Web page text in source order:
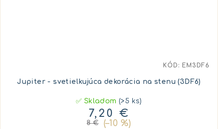
Jupiter - svetielkujúca dekorácia na stenu (3DF6)
✅ Skladom(>5 ks)
7,20 €
8 € (–10 %)
KÓD: EM3DF6